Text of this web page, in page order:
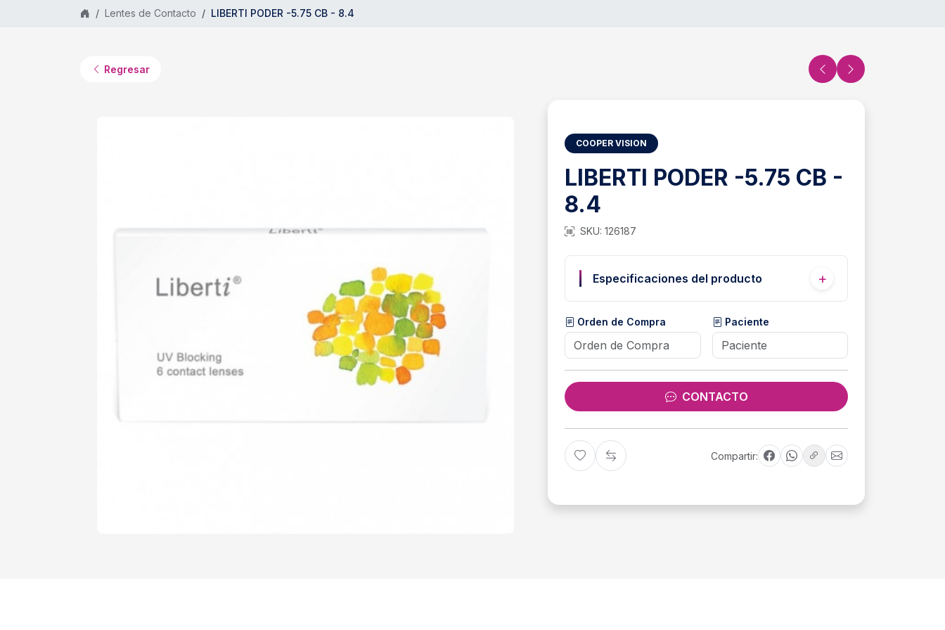
Saltar al contenido principalLentes de Contacto
LIBERTI PODER -5.75 CB - 8.4
Regresar
COOPER VISION
LIBERTI PODER -5.75 CB -
8.4
SKU: 126187
Especificaciones del producto
Orden de Compra Paciente
CONTACTO
Compartir: